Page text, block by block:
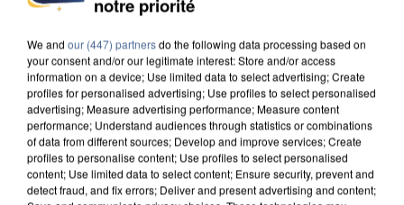
DE SOLIDARITÉ AVEC LES...
notre priorité
We and our (447) partnersdo the following data processing based on
your consent and/or our legitimate interest: Store and/or access
information on a device; Use limited data to select advertising; Create
profiles for personalised advertising; Use profiles to select personalised
advertising; Measure advertising performance; Measure content
performance; Understand audiences through statistics or combinations
of data from different sources; Develop and improve services; Create
profiles to personalise content; Use profiles to select personalised
content; Use limited data to select content; Ensure security, prevent and
detect fraud, and fix errors; Deliver and present advertising and content;